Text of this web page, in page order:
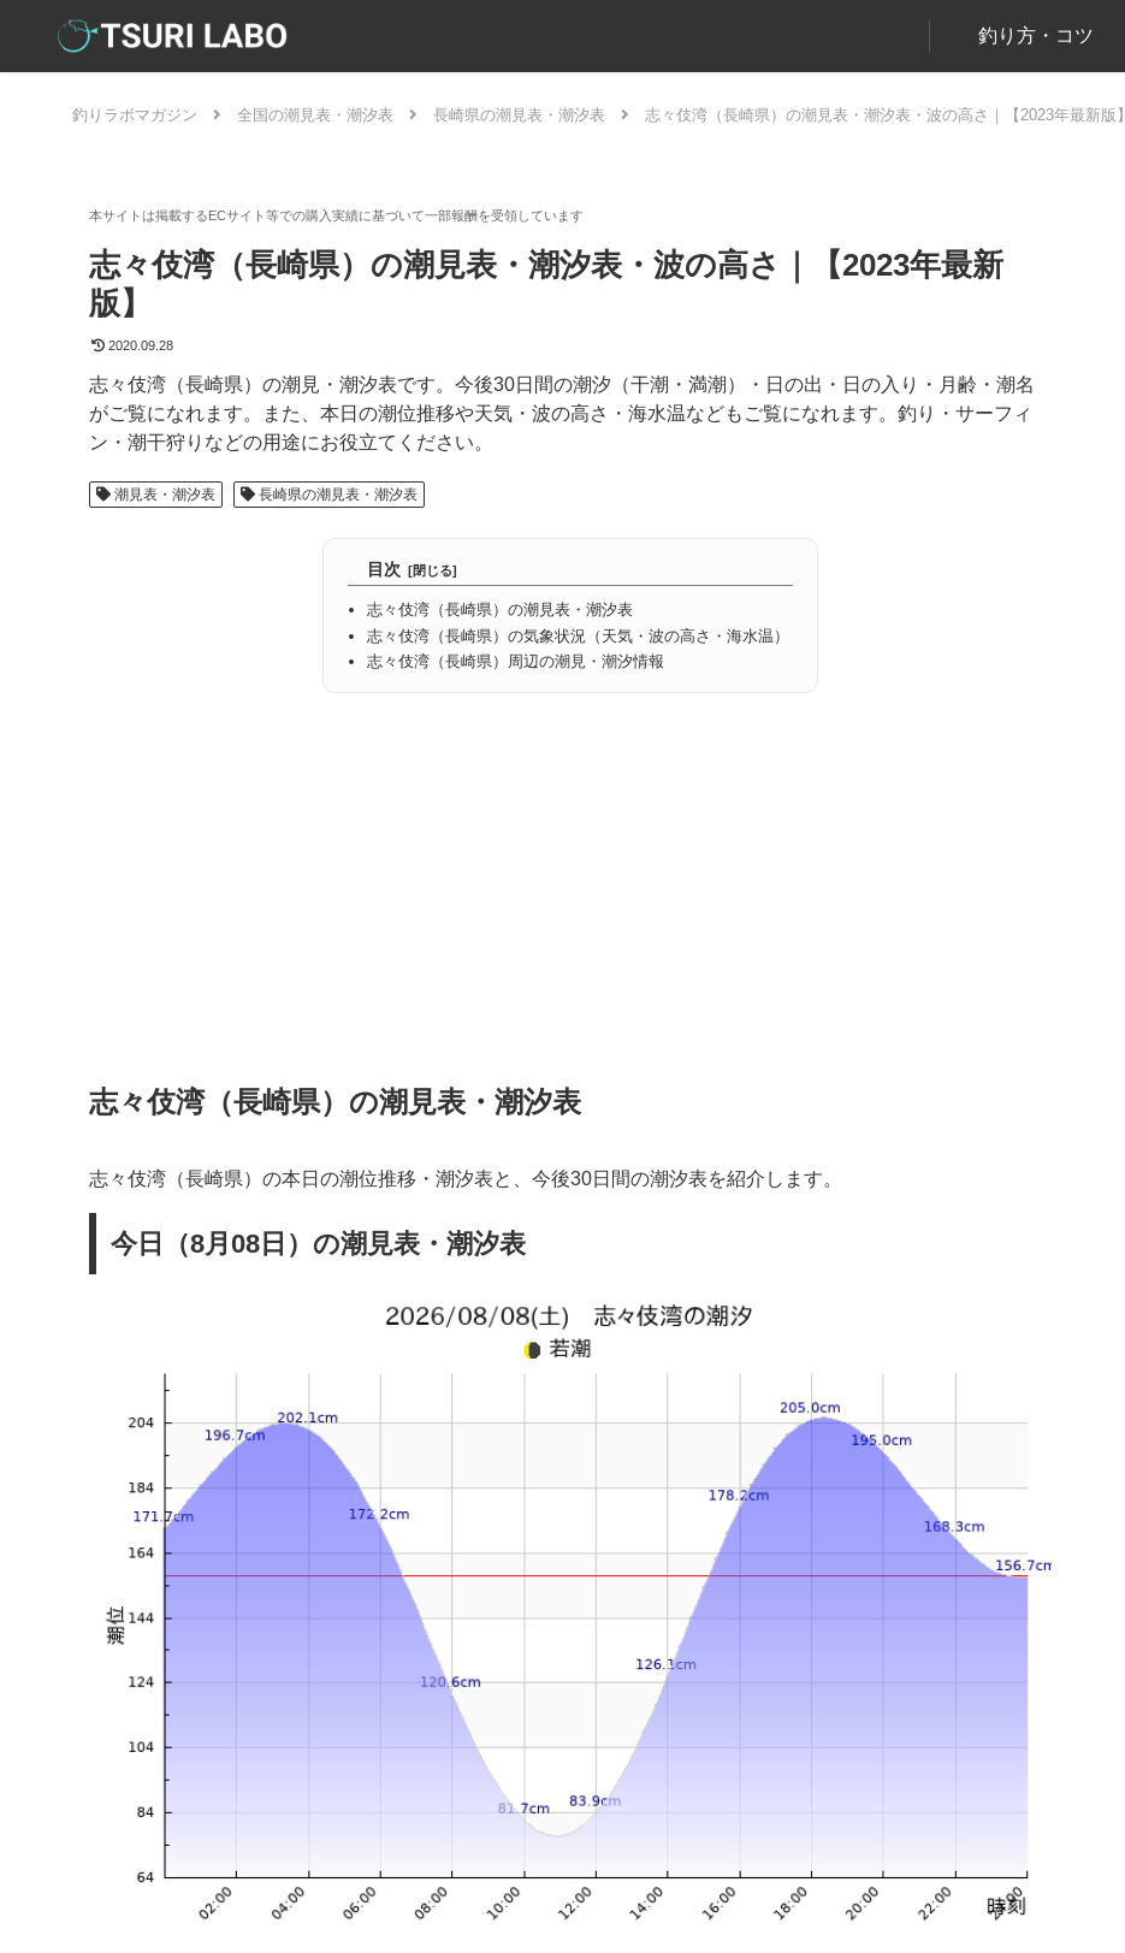
釣り方・コツ
釣りラボマガジン 全国の潮見表・潮汐表 長崎県の潮見表・潮汐表 志々伎湾（長崎県）の潮見表・潮汐表・波の高さ｜【2023年最新版】
志々伎湾（長崎県）の潮見表・潮汐表・波の高さ｜【2023年最新
版】
2020.09.28
志々伎湾（長崎県）の潮見・潮汐表です。今後30日間の潮汐（干潮・満潮）・日の出・日の入り・月齢・潮名
がご覧になれます。また、本日の潮位推移や天気・波の高さ・海水温などもご覧になれます。釣り・サーフィ
ン・潮干狩りなどの用途にお役立てください。
潮見表・潮汐表 長崎県の潮見表・潮汐表
目次
志々伎湾（長崎県）の潮見表・潮汐表
志々伎湾（長崎県）の気象状況（天気・波の高さ・海水温）
志々伎湾（長崎県）周辺の潮見・潮汐情報
志々伎湾（長崎県）の潮見表・潮汐表
志々伎湾（長崎県）の本日の潮位推移・潮汐表と、今後30日間の潮汐表を紹介します。
今日（8月08日）の潮見表・潮汐表